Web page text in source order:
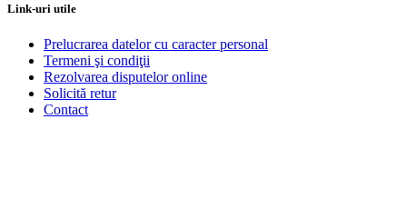
Link-uri utile
Prelucrarea datelor cu caracter personal
Termeni şi condiţii
Rezolvarea disputelor online
Solicită retur
Contact